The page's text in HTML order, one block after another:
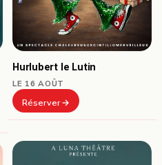
Hurlubert le Lutin
LE 16 AOÛT
Réserver